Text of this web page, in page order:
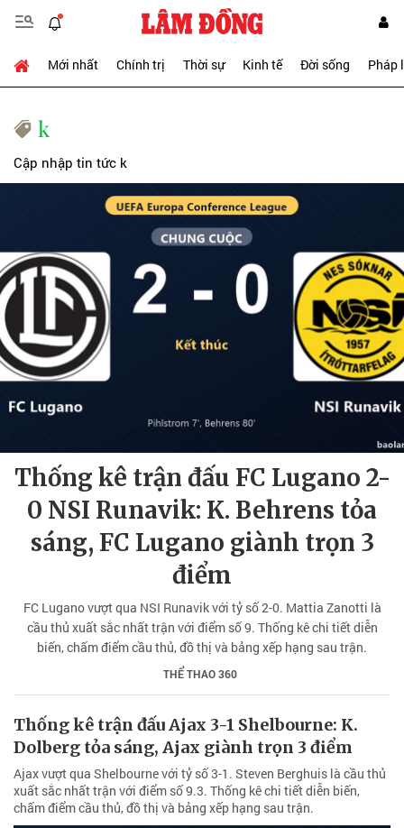
Mới nhất Chính trị Thời sự Kinh tế Đời sống Pháp
k
Cập nhập tin tức k
Thống kê trận đấu FC Lugano 2-
0 NSI Runavik: K. Behrens tỏa
sáng, FC Lugano giành trọn 3
điểm
FC Lugano vượt qua NSI Runavik với tỷ số 2-0. Mattia Zanotti là
cầu thủ xuất sắc nhất trận với điểm số 9. Thống kê chi tiết diễn
biến, chấm điểm cầu thủ, đồ thị và bảng xếp hạng sau trận.
THỂ THAO 360
Thống kê trận đấu Ajax 3-1 Shelbourne: K.
Dolberg tỏa sáng, Ajax giành trọn 3 điểm
Ajax vượt qua Shelbourne với tỷ số 3-1. Steven Berghuis là cầu thủ
xuất sắc nhất trận với điểm số 9.3. Thống kê chi tiết diễn biến,
chấm điểm cầu thủ, đồ thị và bảng xếp hạng sau trận.